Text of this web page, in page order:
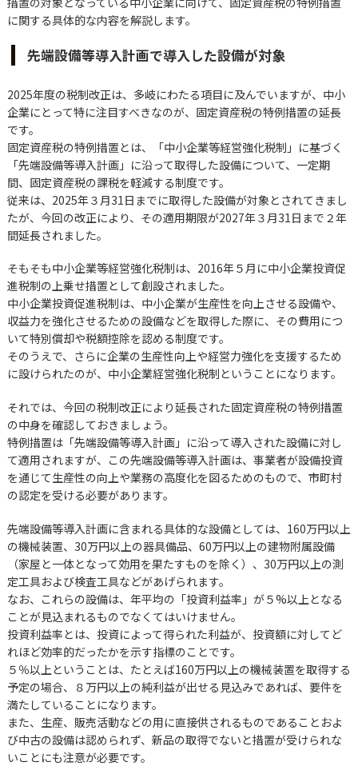
に関する具体的な内容を解説します。
先端設備等導入計画で導入した設備が対象
2025年度の税制改正は、多岐にわたる項目に及んでいますが、中小
企業にとって特に注目すべきなのが、固定資産税の特例措置の延長
です。
固定資産税の特例措置とは、「中小企業等経営強化税制」に基づく
「先端設備等導入計画」に沿って取得した設備について、一定期
間、固定資産税の課税を軽減する制度です。
従来は、2025年３月31日までに取得した設備が対象とされてきまし
たが、今回の改正により、その適用期限が2027年３月31日まで２年
間延長されました。
そもそも中小企業等経営強化税制は、2016年５月に中小企業投資促
進税制の上乗せ措置として創設されました。
中小企業投資促進税制は、中小企業が生産性を向上させる設備や、
収益力を強化させるための設備などを取得した際に、その費用につ
いて特別償却や税額控除を認める制度です。
そのうえで、さらに企業の生産性向上や経営力強化を支援するため
に設けられたのが、中小企業経営強化税制ということになります。
それでは、今回の税制改正により延長された固定資産税の特例措置
の中身を確認しておきましょう。
特例措置は「先端設備等導入計画」に沿って導入された設備に対し
て適用されますが、この先端設備等導入計画は、事業者が設備投資
を通じて生産性の向上や業務の高度化を図るためのもので、市町村
の認定を受ける必要があります。
先端設備等導入計画に含まれる具体的な設備としては、160万円以上
の機械装置、30万円以上の器具備品、60万円以上の建物附属設備
（家屋と一体となって効用を果たすものを除く）、30万円以上の測
定工具および検査工具などがあげられます。
なお、これらの設備は、年平均の「投資利益率」が５%以上となる
ことが見込まれるものでなくてはいけません。
投資利益率とは、投資によって得られた利益が、投資額に対してど
れほど効率的だったかを示す指標のことです。
５％以上ということは、たとえば160万円以上の機械装置を取得する
予定の場合、８万円以上の純利益が出せる見込みであれば、要件を
満たしていることになります。
また、生産、販売活動などの用に直接供されるものであることおよ
び中古の設備は認められず、新品の取得でないと措置が受けられな
いことにも注意が必要です。